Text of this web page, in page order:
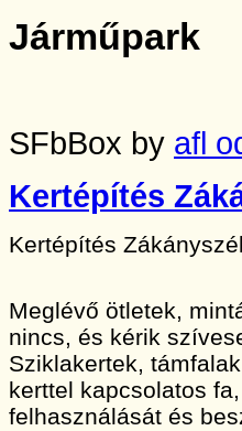
Járműpark
SFbBox by afl
Kertépítés
Kertépítés
Meglévő ötletek,
nincs, és kérik
Sziklakertek,
kerttel kapcsolatos
felhasználását és